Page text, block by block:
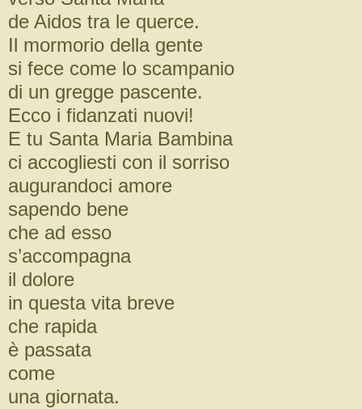
de Aidos tra le querce.
Il mormorio della gente
si fece come lo scampanio
di un gregge pascente.
Ecco i fidanzati nuovi!
E tu Santa Maria Bambina
ci accogliesti con il sorriso
augurandoci amore
sapendo bene
che ad esso
s’accompagna
il dolore
in questa vita breve
che rapida
è passata
come
una giornata.